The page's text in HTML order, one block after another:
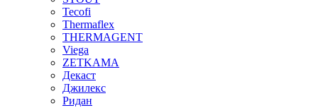
Tecofi
Thermaflex
THERMAGENT
Viega
ZETKAMA
Декаст
Джилекс
Ридан